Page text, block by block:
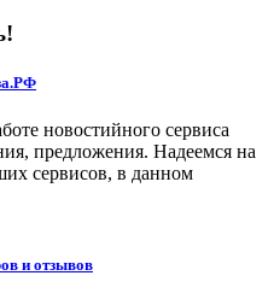
новостийного сервиса
предложения. Надеемся на
сервисов, в данном
и отзывов